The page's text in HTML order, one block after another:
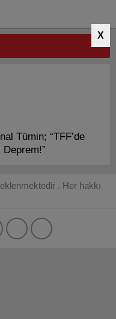
X
Tümin; “TFF’de
Deprem!”
. Her hakkı